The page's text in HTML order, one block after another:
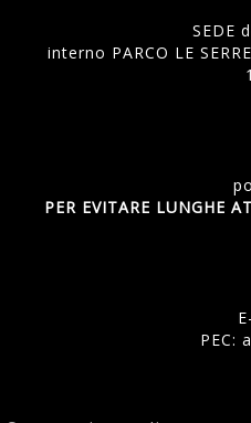
SEDE
interno PARCO LE
PER EVITARE LUNGHE
PEC: